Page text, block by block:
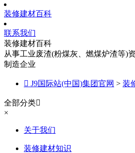
装修建材百科
联系我们
装修建材百科
从事工业废渣(粉煤灰、燃煤炉渣等)
制造企业
 J9国际站(中国)集团官网 > 装
全部分类
×
关于我们
装修建材知识